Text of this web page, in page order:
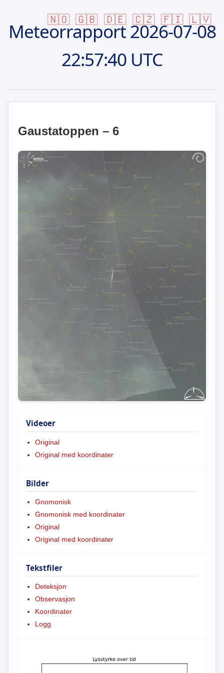
🇳🇴 🇬🇧 🇩🇪 🇨🇿 🇫🇮 🇱🇻
Meteorrapport2026-07-08
22:57:40 UTC
Gaustatoppen – 6
Videoer
Original
Original med koordinater
Bilder
Gnomonisk
Gnomonisk med koordinater
Original
Original med koordinater
Tekstfiler
Deteksjon
Observasjon
Koordinater
Logg